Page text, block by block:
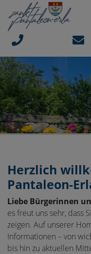
Sprungmarken
Springe direkt zu:
Herzlich
Pantaleon-
Liebe Bürgerinnen
es freut uns sehr, dass
zeigen. Auf unserer
Informationen – von
bis hin zu aktuellen